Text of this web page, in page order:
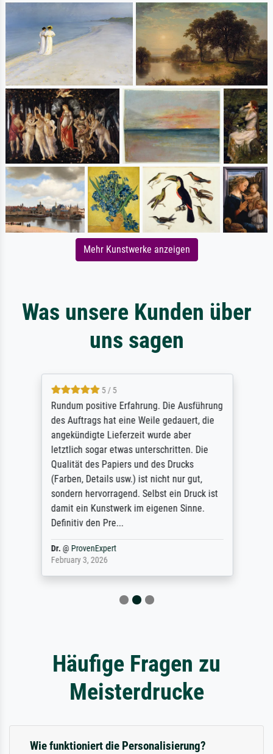
Mehr Kunstwerke anzeigen
Was unsere Kunden über
uns sagen
5 / 5
Rundum positive Erfahrung. Die Ausführung
des Auftrags hat eine Weile gedauert, die
angekündigte Lieferzeit wurde aber
letztlich sogar etwas unterschritten. Die
Qualität des Papiers und des Drucks
(Farben, Details usw.) ist nicht nur gut,
sondern hervorragend. Selbst ein Druck ist
damit ein Kunstwerk im eigenen Sinne.
Definitiv den Pre...
Dr.@ ProvenExpert
February 3, 2026
Häufige Fragen zu
Meisterdrucke
Wie funktioniert die Personalisierung?